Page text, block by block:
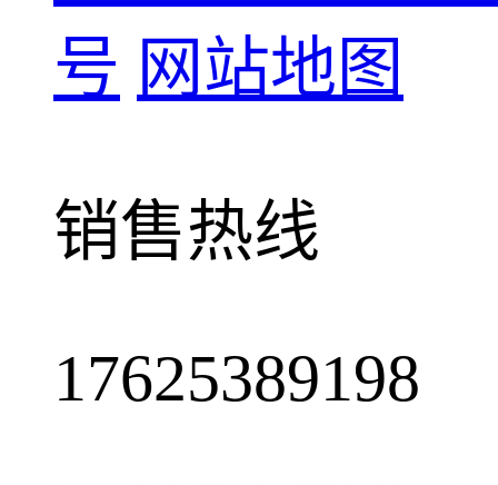
号 网站地图
销售热线
17625389198